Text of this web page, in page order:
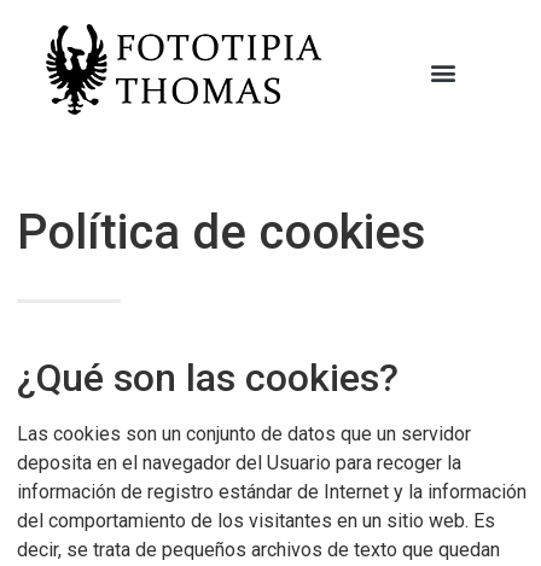
Política de cookies
¿Qué son las cookies?
Las cookies son un conjunto de datos que un servidor
deposita en el navegador del Usuario para recoger la
información de registro estándar de Internet y la información
del comportamiento de los visitantes en un sitio web. Es
decir, se trata de pequeños archivos de texto que quedan